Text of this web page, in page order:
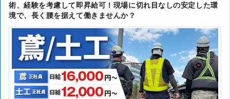
術、経験を考慮して即昇給可！現場に切れ目なしの安定した環
境で、長く腰を据えて働きませんか？